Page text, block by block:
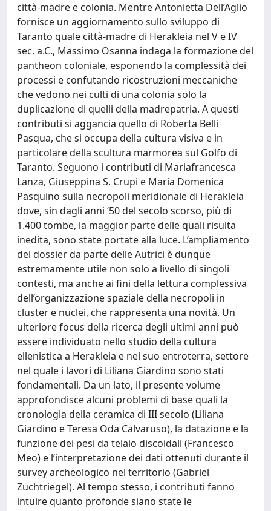
città-madre e colonia. Mentre Antonietta Dell’Aglio
fornisce un aggiornamento sullo sviluppo di
Taranto quale città-madre di Herakleia nel V e IV
sec. a.C., Massimo Osanna indaga la formazione del
pantheon coloniale, esponendo la complessità dei
processi e confutando ricostruzioni meccaniche
che vedono nei culti di una colonia solo la
duplicazione di quelli della madrepatria. A questi
contributi si aggancia quello di Roberta Belli
Pasqua, che si occupa della cultura visiva e in
particolare della scultura marmorea sul Golfo di
Taranto. Seguono i contributi di Mariafrancesca
Lanza, Giuseppina S. Crupi e Maria Domenica
Pasquino sulla necropoli meridionale di Herakleia
dove, sin dagli anni ‘50 del secolo scorso, più di
1.400 tombe, la maggior parte delle quali risulta
inedita, sono state portate alla luce. L’ampliamento
del dossier da parte delle Autrici è dunque
estremamente utile non solo a livello di singoli
contesti, ma anche ai fini della lettura complessiva
dell’organizzazione spaziale della necropoli in
cluster e nuclei, che rappresenta una novità. Un
ulteriore focus della ricerca degli ultimi anni può
essere individuato nello studio della cultura
ellenistica a Herakleia e nel suo entroterra, settore
nel quale i lavori di Liliana Giardino sono stati
fondamentali. Da un lato, il presente volume
approfondisce alcuni problemi di base quali la
cronologia della ceramica di III secolo (Liliana
Giardino e Teresa Oda Calvaruso), la datazione e la
funzione dei pesi da telaio discoidali (Francesco
Meo) e l’interpretazione dei dati ottenuti durante il
survey archeologico nel territorio (Gabriel
Zuchtriegel). Al tempo stesso, i contributi fanno
intuire quanto profonde siano state le